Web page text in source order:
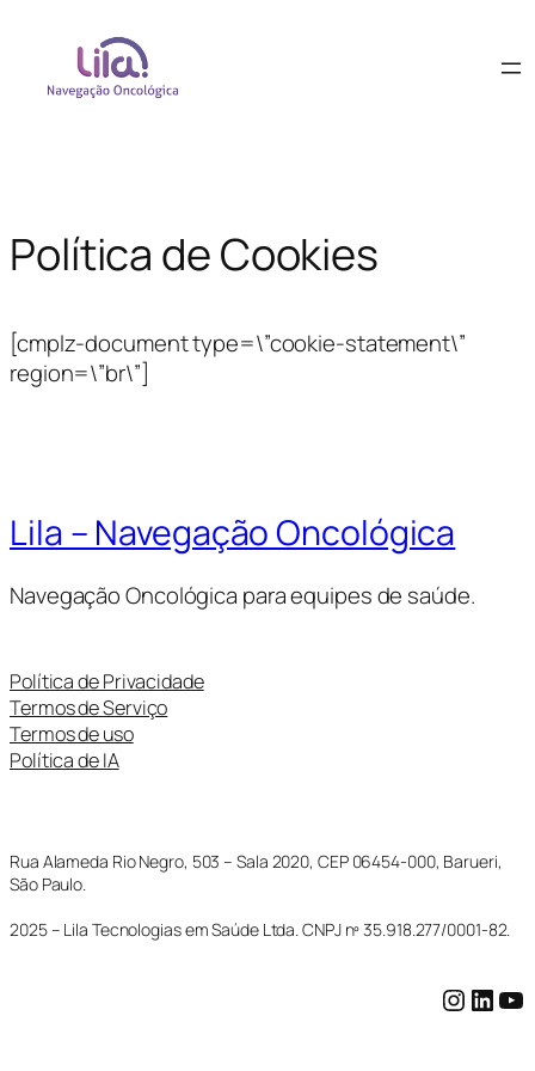
Política de Cookies
[cmplz-document type=\”cookie-statement\”
region=\”br\”]
Lila – Navegação Oncológica
Navegação Oncológica para equipes de saúde.
Política de Privacidade
Termos de Serviço
Termos de uso
Política de IA
Rua Alameda Rio Negro, 503 – Sala 2020, CEP 06454-000, Barueri,
São Paulo.
2025 – Lila Tecnologias em Saúde Ltda. CNPJ nº 35.918.277/0001-82.